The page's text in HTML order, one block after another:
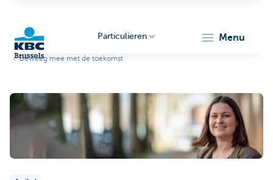
Particulieren menu
Beweeg mee met de toekomst